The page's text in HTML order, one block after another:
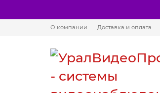
О компании Доставка и оплата